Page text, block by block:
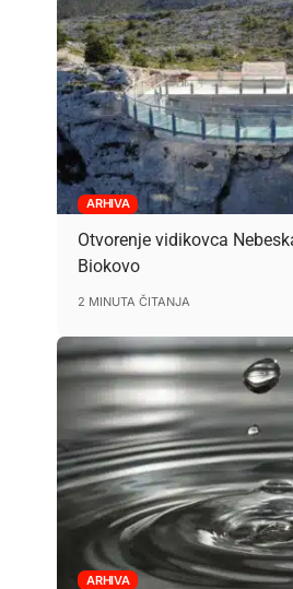
ARHIVA
Otvorenje vidikovca
Biokovo
2 MINUTA ČITANJA
ARHIVA